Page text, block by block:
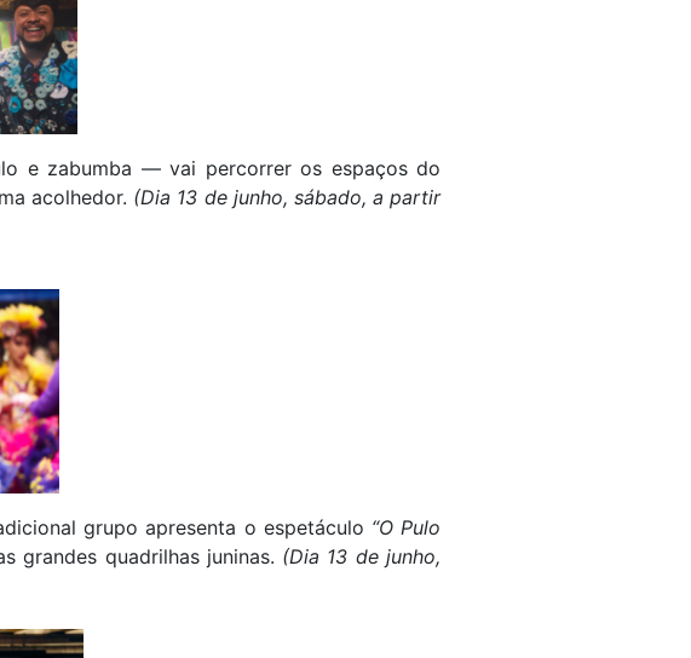
e zabumba — vai percorrer os espaços do
acolhedor. (Dia 13 de junho, sábado, a partir
grupo apresenta o espetáculo “O Pulo
grandes quadrilhas juninas. (Dia 13 de junho,